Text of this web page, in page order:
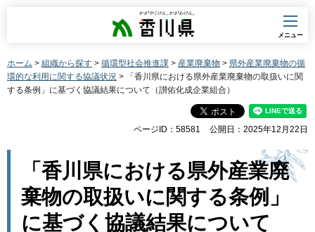
香川県
メニュー
ホーム > 組織から探す > 循環型社会推進課 > 産業廃棄物 > 県外産業廃棄物の循
環的な利用に関する協議状況 > 「香川県における県外産業廃棄物の取扱いに関
する条例」に基づく協議結果について（讃佑化成企業組合）
ページID：58581 公開日：2025年12月22日
「香川県における県外産業廃
棄物の取扱いに関する条例」
に基づく協議結果について